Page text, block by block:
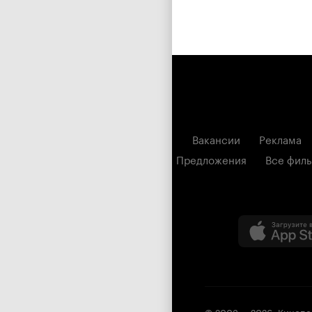
Вакансии
Реклама
Предложения
Все